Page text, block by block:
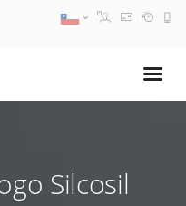
Silcosil